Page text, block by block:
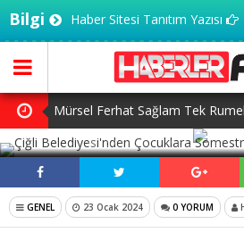
Bilgi Haber Sitesi Tanıtım Yazısı
Mürsel Ferhat Sağlam Tek
Programına Konuk Oldu
Dijitalleşme Ebelik Hizmetlerini
İnsanlar Saç Ekimi İçin Neden
Başlangıç Seviyesi Dolma Kalem
SOSYAL MEDYADA
GENEL 23 Ocak 2024 0 YORUM